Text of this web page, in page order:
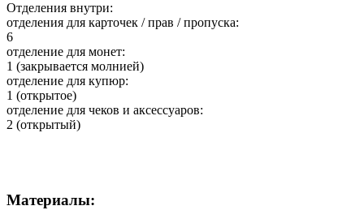
Отделения внутри:
отделения для карточек / прав / пропуска:
6
отделение для монет:
1 (закрывается молнией)
отделение для купюр:
1 (открытое)
отделение для чеков и аксессуаров:
2 (открытый)
Материалы: